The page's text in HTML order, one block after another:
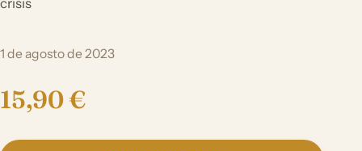
crisis
1 de agosto de 2023
15,90 €